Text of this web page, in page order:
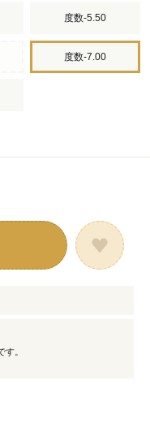
度数-5.50
度数-7.00
。